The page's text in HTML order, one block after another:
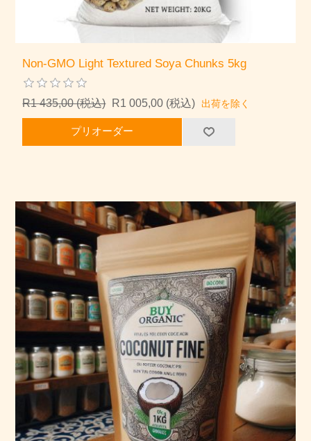
Non-GMO Light Textured Soya Chunks 5kg
R1 435,00 (税込) R1 005,00 (税込) 出荷を除く
プリオーダー